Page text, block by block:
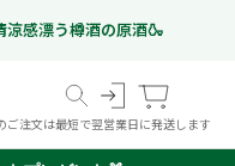
感漂う樽酒の原酒🍶
ご注文は最短で翌営業日に発送します